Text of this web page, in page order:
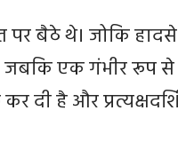
पर बैठे थे। जोकि
जबकि एक गंभीर
दी है और